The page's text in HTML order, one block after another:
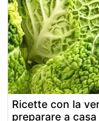
Ricette con la
preparare a casa